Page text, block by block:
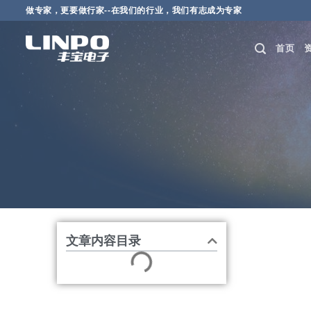
做专家，更要做行家--在我们的行业，我们有志成为专家
首页
科技美好生活，创新成就未
文章内容目录